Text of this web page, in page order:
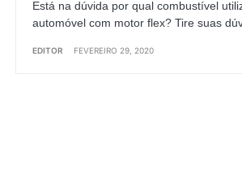
Está na dúvida por qual combustível
automóvel com motor flex? Tire suas
EDITOR FEVEREIRO 29, 2020